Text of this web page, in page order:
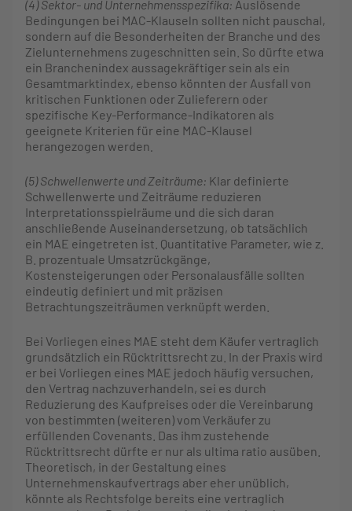
(4) Sektor- und Unternehmensspezifika: Auslösende
Bedingungen bei MAC-Klauseln sollten nicht pauschal,
sondern auf die Besonderheiten der Branche und des
Zielunternehmens zugeschnitten sein. So dürfte etwa
ein Branchenindex aussagekräftiger sein als ein
Gesamtmarktindex, ebenso könnten der Ausfall von
kritischen Funktionen oder Zulieferern oder
spezifische Key-Performance-Indikatoren als
geeignete Kriterien für eine MAC-Klausel
herangezogen werden
(5) Schwellenwerte und Zeiträume: Klar definierte
Schwellenwerte und Zeiträume reduzieren
Interpretationsspielräume und die sich daran
anschließende Auseinandersetzung, ob tatsächlich
ein MAE eingetreten ist. Quantitative Parameter, wie z.
B. prozentuale Umsatzrückgänge,
Kostensteigerungen oder Personalausfälle sollten
eindeutig definiert und mit präzisen
Betrachtungszeiträumen verknüpft werden.
Bei Vorliegen eines MAE steht dem Käufer vertraglich
grundsätzlich ein Rücktrittsrecht zu. In der Praxis wird
er bei Vorliegen eines MAE jedoch häufig versuchen,
den Vertrag nachzuverhandeln, sei es durch
Reduzierung des Kaufpreises oder die Vereinbarung
von bestimmten (weiteren) vom Verkäufer zu
erfüllenden Covenants. Das ihm zustehende
Rücktrittsrecht dürfte er nur als ultima ratio ausüben.
Theoretisch, in der Gestaltung eines
Unternehmenskaufvertrags aber eher unüblich,
könnte als Rechtsfolge bereits eine vertraglich